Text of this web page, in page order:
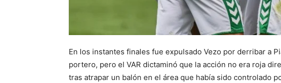
En los instantes finales fue expulsado Vezo por derribar a
portero, pero el VAR dictaminó que la acción no era roja
tras atrapar un balón en el área que había sido controlado